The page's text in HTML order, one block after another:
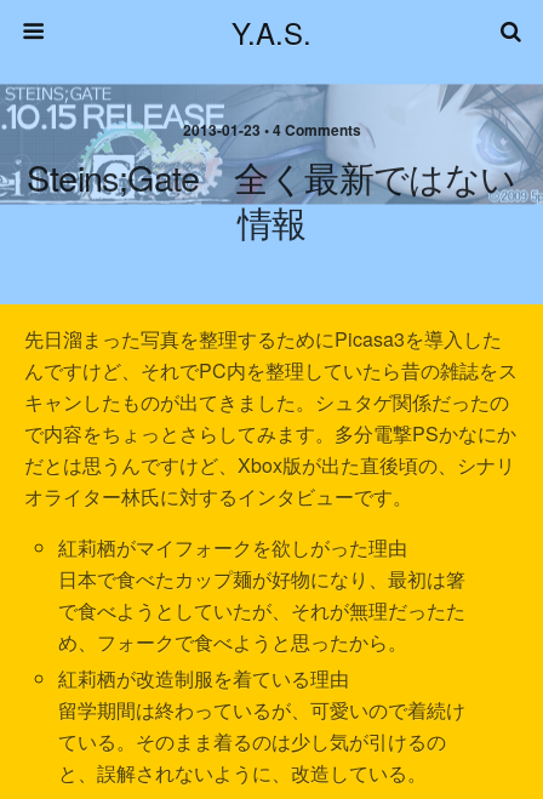
Y.A.S.
2013-01-23 • 4 Comments
Steins;Gate 全く最新ではない
情報
先日溜まった写真を整理するためにPicasa3を導入した
んですけど、それでPC内を整理していたら昔の雑誌をス
キャンしたものが出てきました。シュタゲ関係だったの
で内容をちょっとさらしてみます。多分電撃PSかなにか
だとは思うんですけど、Xbox版が出た直後頃の、シナリ
オライター林氏に対するインタビューです。
紅莉栖がマイフォークを欲しがった理由
日本で食べたカップ麺が好物になり、最初は箸
で食べようとしていたが、それが無理だったた
め、フォークで食べようと思ったから。
紅莉栖が改造制服を着ている理由
留学期間は終わっているが、可愛いので着続け
ている。そのまま着るのは少し気が引けるの
と、誤解されないように、改造している。